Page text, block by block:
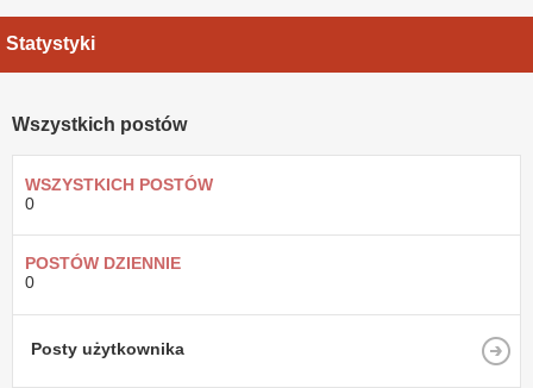
Statystyki
Wszystkich postów
WSZYSTKICH POSTÓW
0
POSTÓW DZIENNIE
0
Posty użytkownika